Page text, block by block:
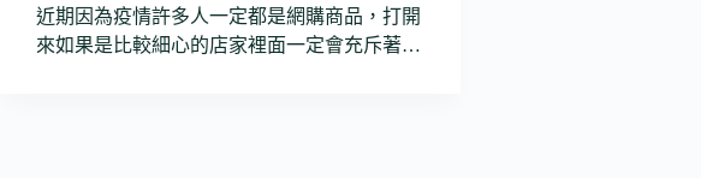
近期因為疫情許多人一定都是網購商品，打開
來如果是比較細心的店家裡面一定會充斥著…